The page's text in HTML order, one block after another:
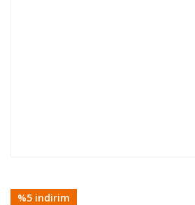
%5 indirim